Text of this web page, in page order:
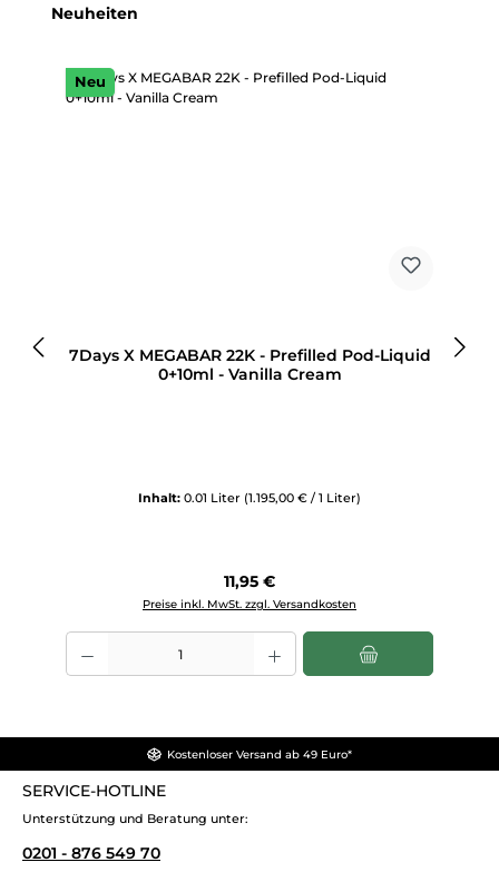
Produktgalerie überspringen
Neuheiten
Neu
7Days X MEGABAR 22K - Prefilled Pod-Liquid
0+10ml - Vanilla Cream
Inhalt: 0.01 Liter (1.195,00 € / 1 Liter)
Regulärer Preis:
11,95 €
Preise inkl. MwSt. zzgl. Versandkosten
Produkt Anzahl: Gib den gewünschten Wert ein oder benutze die
Kostenloser Versand ab 49 Euro*
SERVICE-HOTLINE
Unterstützung und Beratung unter:
0201 - 876 549 70